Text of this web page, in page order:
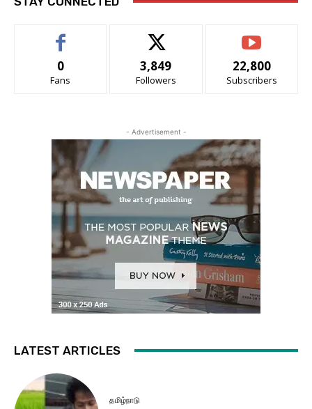
0
Fans
3,849
Followers
22,800
Subscribers
- Advertisement -
LATEST ARTICLES
தமிழ்நாடு